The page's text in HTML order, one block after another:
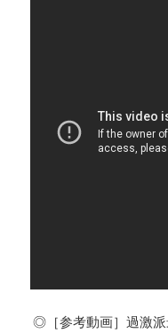
◎［参考動画］過激